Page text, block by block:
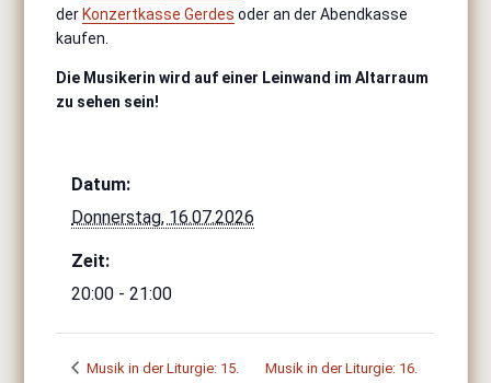
der Konzertkasse Gerdes oder an der Abendkasse
kaufen.
Die Musikerin wird auf einer Leinwand im Altarraum
zu sehen sein!
Datum:
Donnerstag, 16.07.2026
Zeit:
20:00 - 21:00
Musik in der Liturgie: 15.
Musik in der Liturgie: 16.